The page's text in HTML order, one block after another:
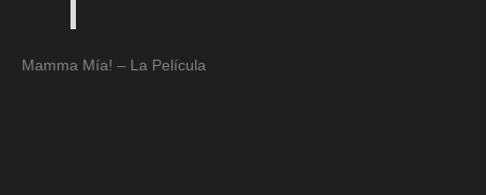
Mamma Mía! – La Película